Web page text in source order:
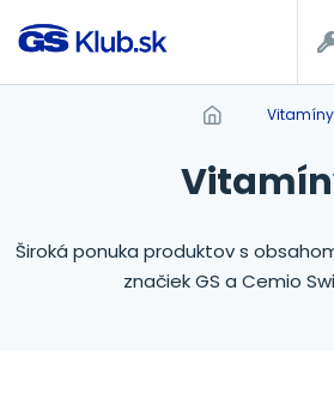
vitamíny
Široká ponuka produktov s
značiek GS a Cemio